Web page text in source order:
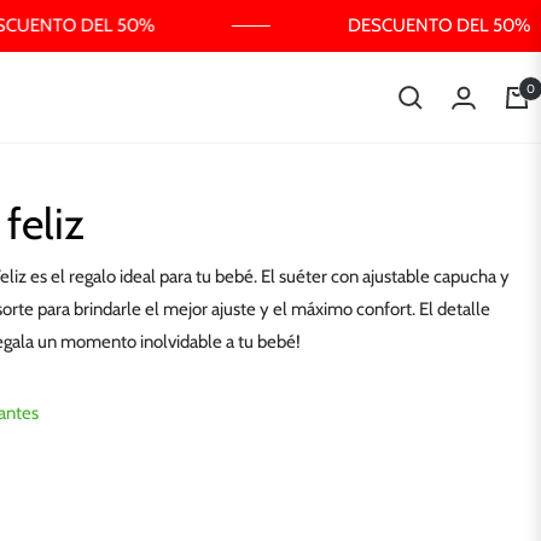
DEL 50% DESCUENTO DEL 50%
0
es el regalo ideal para tu bebé. El suéter con ajustable capucha y
para brindarle el mejor ajuste y el máximo confort. El detalle
un momento inolvidable a tu bebé!